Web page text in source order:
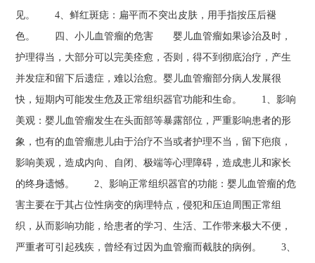
见。 4、鲜红斑痣：扁平而不突出皮肤，用手指按压后褪
色。 四、小儿血管瘤的危害 婴儿血管瘤如果诊治及时，
护理得当，大部分可以完美痊愈，否则，得不到彻底治疗，产生
并发症和留下后遗症，难以治愈。婴儿血管瘤部分病人发展很
快，短期内可能发生危及正常组织器官功能和生命。 1、影响
美观：婴儿血管瘤发生在头面部等暴露部位，严重影响患者的形
象，也有的血管瘤患儿由于治疗不当或者护理不当，留下疤痕，
影响美观，造成内向、自闭、极端等心理障碍，造成患儿和家长
的终身遗憾。 2、影响正常组织器官的功能：婴儿血管瘤的危
害主要在于其占位性病变的病理特点，侵犯和压迫周围正常组
织，从而影响功能，给患者的学习、生活、工作带来极大不便，
严重者可引起残疾，曾经有过因为血管瘤而截肢的病例。 3、